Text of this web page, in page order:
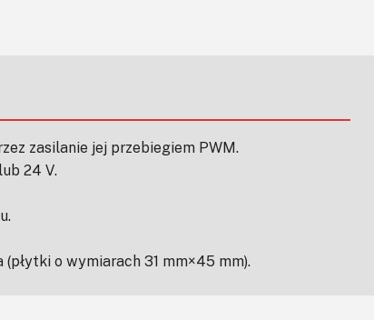
zasilanie jej przebiegiem PWM.
24 V.
o wymiarach 31 mm×45 mm).